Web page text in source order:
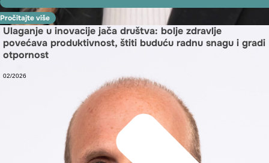
Pročitajte više
Ulaganje u inovacije jača društva: bolje zdravlje
povećava produktivnost, štiti buduću radnu snagu i gradi
otpornost
02/2026